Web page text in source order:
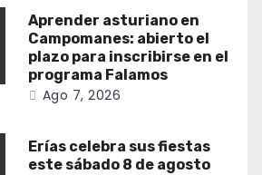
Aprender asturiano en
Campomanes: abierto el
plazo para inscribirse en el
programa Falamos
Ago 7, 2026
Erías celebra sus fiestas
este sábado 8 de agosto